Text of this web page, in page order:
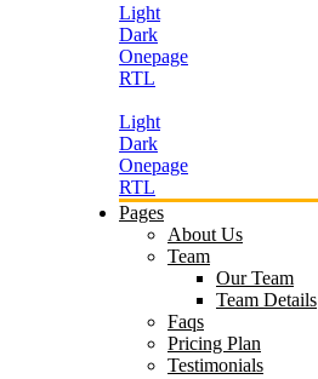
Light
Dark
Onepage
RTL
Light
Dark
Onepage
RTL
Pages
About Us
Team
Our Team
Team Details
Faqs
Pricing Plan
Testimonials